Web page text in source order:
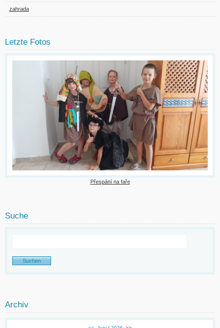
zahrada
Letzte Fotos
Přespání na faře
Suche
Archiv